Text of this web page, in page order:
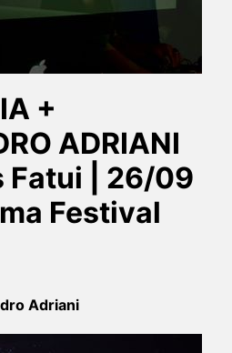
+
ADRIANI
Fatui | 26/09
Festival
Adriani